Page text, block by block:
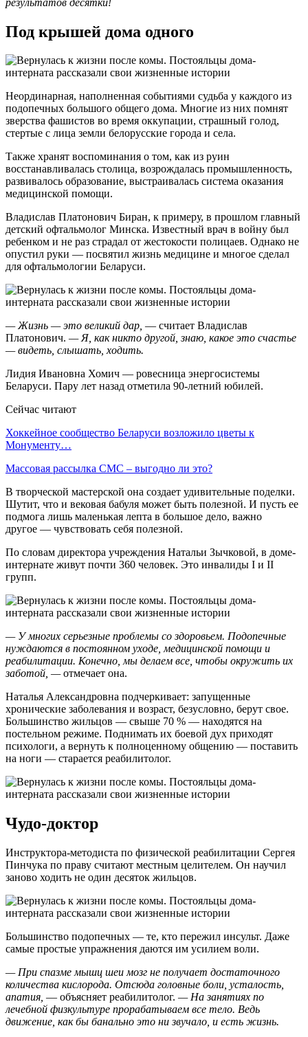
Под крышей дома одного
Неординарная, наполненная событиями судьба у каждого из
подопечных большого общего дома. Многие из них помнят
зверства фашистов во время оккупации, страшный голод,
стертые с лица земли белорусские города и села.
Также хранят воспоминания о том, как из руин
восстанавливалась столица, возрождалась промышленность,
развивалось образование, выстраивалась система оказания
медицинской помощи.
Владислав Платонович Биран, к примеру, в прошлом главный
детский офтальмолог Минска. Известный врач в войну был
ребенком и не раз страдал от жестокости полицаев. Однако не
опустил руки — посвятил жизнь медицине и многое сделал
для офтальмологии Беларуси.
— Жизнь — это великий дар, — считает Владислав
Платонович. — Я, как никто другой, знаю, какое это счастье
— видеть, слышать, ходить.
Лидия Ивановна Хомич — ровесница энергосистемы
Беларуси. Пару лет назад отметила 90-летний юбилей.
Сейчас читают
Хоккейное сообщество Беларуси возложило цветы к
Монументу…
Массовая рассылка СМС – выгодно ли это?
В творческой мастерской она создает удивительные поделки.
Шутит, что и вековая бабуля может быть полезной. И пусть ее
подмога лишь маленькая лепта в большое дело, важно
другое — чувствовать себя полезной.
По словам директора учреждения Натальи Зычковой, в доме-
интернате живут почти 360 человек. Это инвалиды I и II
групп.
— У многих серьезные проблемы со здоровьем. Подопечные
нуждаются в постоянном уходе, медицинской помощи и
реабилитации. Конечно, мы делаем все, чтобы окружить их
заботой, —отмечает она.
Наталья Александровна подчеркивает: запущенные
хронические заболевания и возраст, безусловно, берут свое.
Большинство жильцов — свыше 70 % — находятся на
постельном режиме. Поднимать их боевой дух приходят
психологи, а вернуть к полноценному общению — поставить
на ноги — старается реабилитолог.
Чудо-доктор
Инструктора-методиста по физической реабилитации Сергея
Пинчука по праву считают местным целителем. Он научил
заново ходить не один десяток жильцов.
Большинство подопечных — те, кто пережил инсульт. Даже
самые простые упражнения даются им усилием воли.
— При спазме мышц шеи мозг не получает достаточного
количества кислорода. Отсюда головные боли, усталость,
апатия, — объясняет реабилитолог. — На занятиях по
лечебной физкультуре прорабатываем все тело. Ведь
движение, как бы банально это ни звучало, и есть жизнь.